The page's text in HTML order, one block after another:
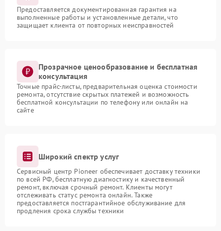
Предоставляется документированная гарантия на
выполненные работы и установленные детали, что
защищает клиента от повторных неисправностей
Прозрачное ценообразование и бесплатная
консультация
Точные прайс-листы, предварительная оценка стоимости
ремонта, отсутствие скрытых платежей и возможность
бесплатной консультации по телефону или онлайн на
сайте
Широкий спектр услуг
Сервисный центр Pioneer обеспечивает доставку техники
по всей РФ, бесплатную диагностику и качественный
ремонт, включая срочный ремонт. Клиенты могут
отслеживать статус ремонта онлайн. Также
предоставляется постгарантийное обслуживание для
продления срока службы техники